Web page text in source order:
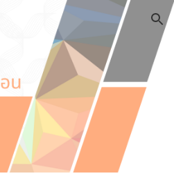
Skip to navigation